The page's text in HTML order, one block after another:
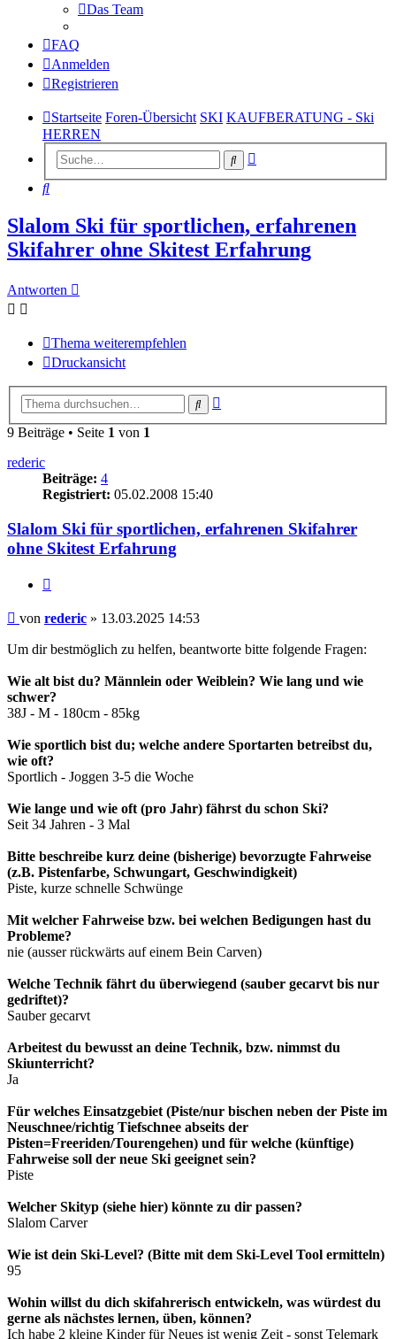
Das Team
FAQ
Anmelden
Registrieren
Startseite Foren-Übersicht SKI KAUFBERATUNG - Ski
HERREN
Suche
Suche
Slalom Ski für sportlichen, erfahrenen
Skifahrer ohne Skitest Erfahrung
Antworten
Thema weiterempfehlen
Druckansicht
Suche
9 Beiträge • Seite 1 von 1
rederic
Beiträge: 4
Registriert: 05.02.2008 15:40
Slalom Ski für sportlichen, erfahrenen Skifahrer
ohne Skitest Erfahrung
Beitrag
von rederic » 13.03.2025 14:53
Um dir bestmöglich zu helfen, beantworte bitte folgende Fragen:
Wie alt bist du? Männlein oder Weiblein? Wie lang und wie
schwer?
38J - M - 180cm - 85kg
Wie sportlich bist du; welche andere Sportarten betreibst du,
wie oft?
Sportlich - Joggen 3-5 die Woche
Wie lange und wie oft (pro Jahr) fährst du schon Ski?
Seit 34 Jahren - 3 Mal
Bitte beschreibe kurz deine (bisherige) bevorzugte Fahrweise
(z.B. Pistenfarbe, Schwungart, Geschwindigkeit)
Piste, kurze schnelle Schwünge
Mit welcher Fahrweise bzw. bei welchen Bedigungen hast du
Probleme?
nie (ausser rückwärts auf einem Bein Carven)
Welche Technik fährt du überwiegend (sauber gecarvt bis nur
gedriftet)?
Sauber gecarvt
Arbeitest du bewusst an deine Technik, bzw. nimmst du
Skiunterricht?
Ja
Für welches Einsatzgebiet (Piste/nur bischen neben der Piste im
Neuschnee/richtig Tiefschnee abseits der
Pisten=Freeriden/Tourengehen) und für welche (künftige)
Fahrweise soll der neue Ski geeignet sein?
Piste
Welcher Skityp (siehe hier) könnte zu dir passen?
Slalom Carver
Wie ist dein Ski-Level? (Bitte mit dem Ski-Level Tool ermitteln)
95
Wohin willst du dich skifahrerisch entwickeln, was würdest du
gerne als nächstes lernen, üben, können?
Ich habe 2 kleine Kinder für Neues ist wenig Zeit - sonst Telemark